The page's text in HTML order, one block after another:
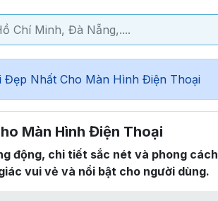
Nhất Cho Màn Hình Điện Thoại
Màn Hình Điện Thoại
động, chi tiết sắc nét và phong cách
vui vẻ và nổi bật cho người dùng.